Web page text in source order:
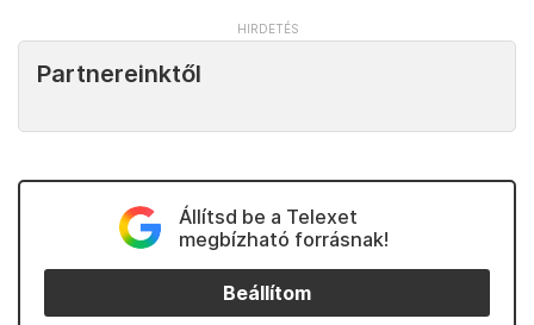
Partnereinktől
Állítsd be a Telexet
megbízható forrásnak!
Beállítom